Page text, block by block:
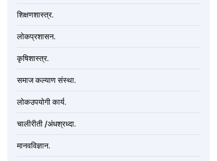
शिक्षणशास्त्र.
लोकप्रशासन.
कृषिशास्त्र.
समाज कल्याण संस्था.
लोकउपयोगी कार्य.
चालीरीती /अंधश्रध्दा.
मानवविज्ञान.